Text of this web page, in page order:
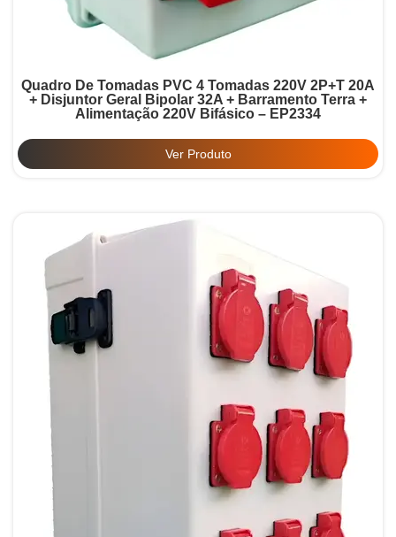
Quadro De Tomadas PVC 4 Tomadas 220V 2P+T 20A
+ Disjuntor Geral Bipolar 32A + Barramento Terra +
Alimentação 220V Bifásico – EP2334
Ver Produto